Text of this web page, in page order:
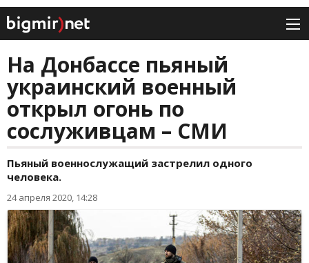
На Донбассе пьяный
украинский военный
открыл огонь по
сослуживцам – СМИ
Пьяный военнослужащий застрелил одного
человека.
24 апреля 2020, 14:28